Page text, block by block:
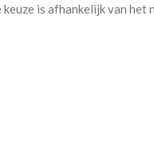
is afhankelijk van